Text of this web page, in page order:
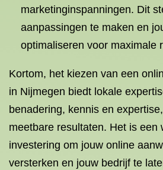
marketinginspanningen. Dit
aanpassingen te maken en
optimaliseren voor maximale
Kortom, het kiezen van een
in Nijmegen biedt lokale
benadering, kennis en
meetbare resultaten. Het is een
investering om jouw online
versterken en jouw bedrijf te